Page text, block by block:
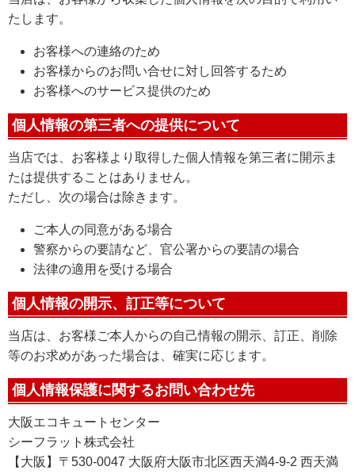
たします。
お客様への連絡のため
お客様からのお問い合せに対し回答するため
お客様へのサービス提供のため
個人情報の第三者への提供について
当店では、お客様より取得した個人情報を第三者に開示ま
たは提供することはありません。
ただし、次の場合は除きます。
ご本人の同意がある場合
警察からの要請など、官公署からの要請の場合
法律の適用を受ける場合
個人情報の開示、訂正等について
当店は、お客様ご本人からの自己情報の開示、訂正、削除
等のお求めがあった場合は、確実に応じます。
個人情報保護に関するお問い合わせ先
大阪エコキュートセンター
シーフラット株式会社
【大阪】〒530-0047 大阪府大阪市北区西天満4-9-2 西天満